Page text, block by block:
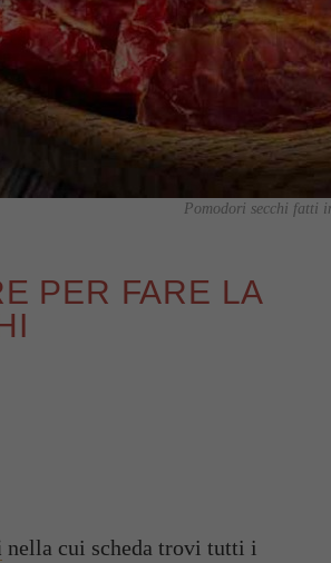
Pomodori secchi fatti
PER FARE LA
nella cui scheda trovi tutti i